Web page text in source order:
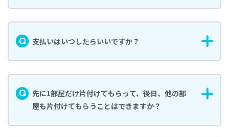
支払いはいつしたらいいですか？
先に1部屋だけ片付けてもらって、後日、他の部
屋も片付けてもらうことはできますか？